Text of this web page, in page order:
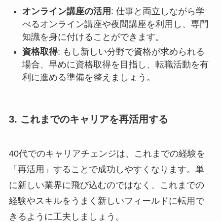
オンライン講座の活用 : 仕事と両立しながら学
べるオンライン講座や夜間講座を利用し、専門
知識を身に付けることができます。
資格取得: もし新しい分野で資格が求められる
場合、早めに資格取得を目指し、転職活動を有
利に進める準備を整えましょう。
3. これまでのキャリアを再活用する
40代でのキャリアチェンジは、これまでの経験を
「再活用」することで成功しやすくなります。単
に新しい業界に飛び込むのではなく、これまでの
経験やスキルをうまく新しいフィールドに転用で
きるように工夫しましょう。